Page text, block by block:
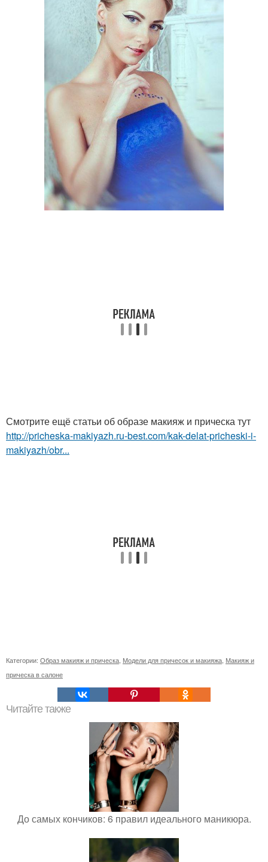
Смотрите ещё статьи об образе макияж и прическа тут
http://pricheska-makiyazh.ru-best.com/kak-delat-pricheski-i-
makiyazh/obr...
Категории: Образ макияж и прическа Модели для причесок и макияжа Макияж и
прическа в салоне
Читайте также
До самых кончиков: 6 правил идеального маникюра.